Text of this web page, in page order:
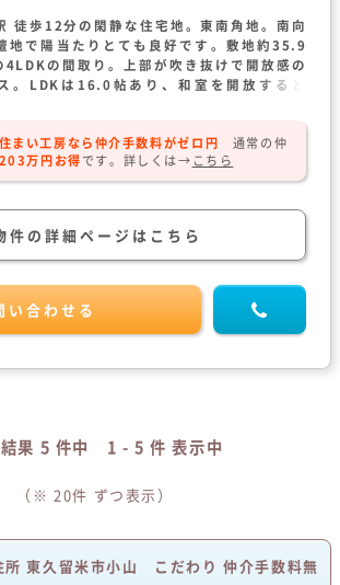
徒歩12分の閑静な住宅地。東南角地。南向
地で陽当たりとても良好です。敷地約35.9
4LDKの間取り。上部が吹き抜けで開放感の
。LDKは16.0帖あり、和室を開放すると
住まい工房なら仲介手数料がゼロ円
通常の仲
万円お得です。 詳しくは→ こちら
件の詳細ページはこちら
い合わせる
果 5 件中 1 - 5 件 表示中
（※20件 ずつ表示）
所東久留米市小山 こだわり仲介手数料無